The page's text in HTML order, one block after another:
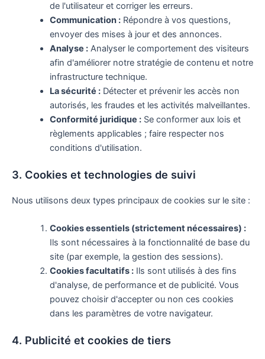
de l'utilisateur et corriger les erreurs.
Communication :Répondre à vos questions,
envoyer des mises à jour et des annonces.
Analyse :Analyser le comportement des visiteurs
afin d'améliorer notre stratégie de contenu et notre
infrastructure technique.
La sécurité :Détecter et prévenir les accès non
autorisés, les fraudes et les activités malveillantes.
Conformité juridique :Se conformer aux lois et
règlements applicables ; faire respecter nos
conditions d'utilisation.
3. Cookies et technologies de suivi
Nous utilisons deux types principaux de cookies sur le site :
Cookies essentiels (strictement nécessaires) :
Ils sont nécessaires à la fonctionnalité de base du
site (par exemple, la gestion des sessions).
Cookies facultatifs :Ils sont utilisés à des fins
d'analyse, de performance et de publicité. Vous
pouvez choisir d'accepter ou non ces cookies
dans les paramètres de votre navigateur.
4. Publicité et cookies de tiers